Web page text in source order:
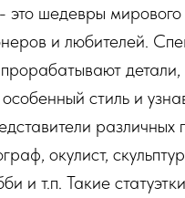
шедевры мирового
и любителей.
стиль и
окулист,
и т.п. Такие